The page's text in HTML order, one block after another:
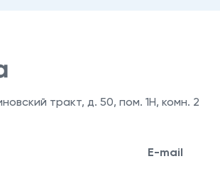
тракт, д. 50, пом. 1Н, комн. 2
E-mail